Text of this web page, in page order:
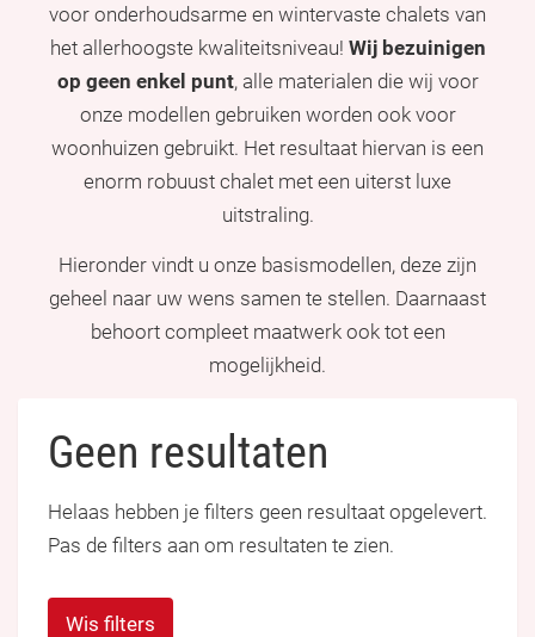
voor onderhoudsarme en wintervaste chalets van
het allerhoogste kwaliteitsniveau! Wij bezuinigen
op geen enkel punt, alle materialen die wij voor
onze modellen gebruiken worden ook voor
woonhuizen gebruikt. Het resultaat hiervan is een
enorm robuust chalet met een uiterst luxe
uitstraling.
Hieronder vindt u onze basismodellen, deze zijn
geheel naar uw wens samen te stellen. Daarnaast
behoort compleet maatwerk ook tot een
mogelijkheid.
Geen resultaten
Helaas hebben je filters geen resultaat opgelevert.
Pas de filters aan om resultaten te zien.
Wis filters